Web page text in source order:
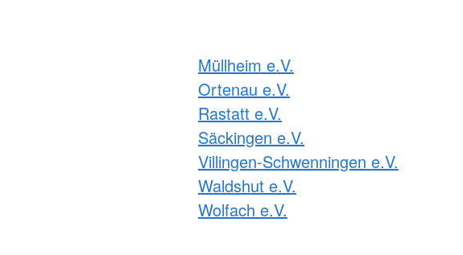
Müllheim e.V.
Ortenau e.V.
Rastatt e.V.
Säckingen e.V.
Villingen-Schwenningen e.V.
Waldshut e.V.
Wolfach e.V.